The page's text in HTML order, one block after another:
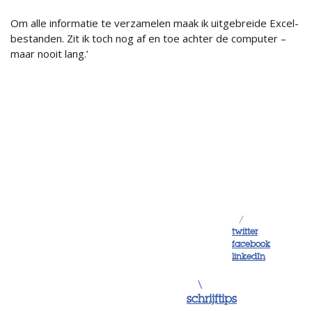
Om alle informatie te verzamelen maak ik uitgebreide Excel-
bestanden. Zit ik toch nog af en toe achter de computer –
maar nooit lang.’
/
twitter
facebook
linkedIn
\
schrijftips